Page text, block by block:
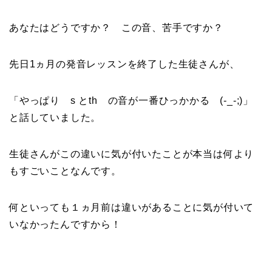
あなたはどうですか？ この音、苦手ですか？
先日1ヵ月の発音レッスンを終了した生徒さんが、
「やっぱり s とth の音が一番ひっかかる (-_-;)」
と話していました。
生徒さんがこの違いに気が付いたことが本当は何より
もすごいことなんです。
何といっても１ヵ月前は違いがあることに気が付いて
いなかったんですから！